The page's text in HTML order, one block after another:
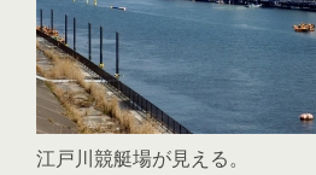
江戸川競艇場が見える。